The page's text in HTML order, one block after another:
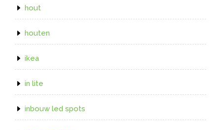
hout
houten
ikea
in lite
inbouw led spots